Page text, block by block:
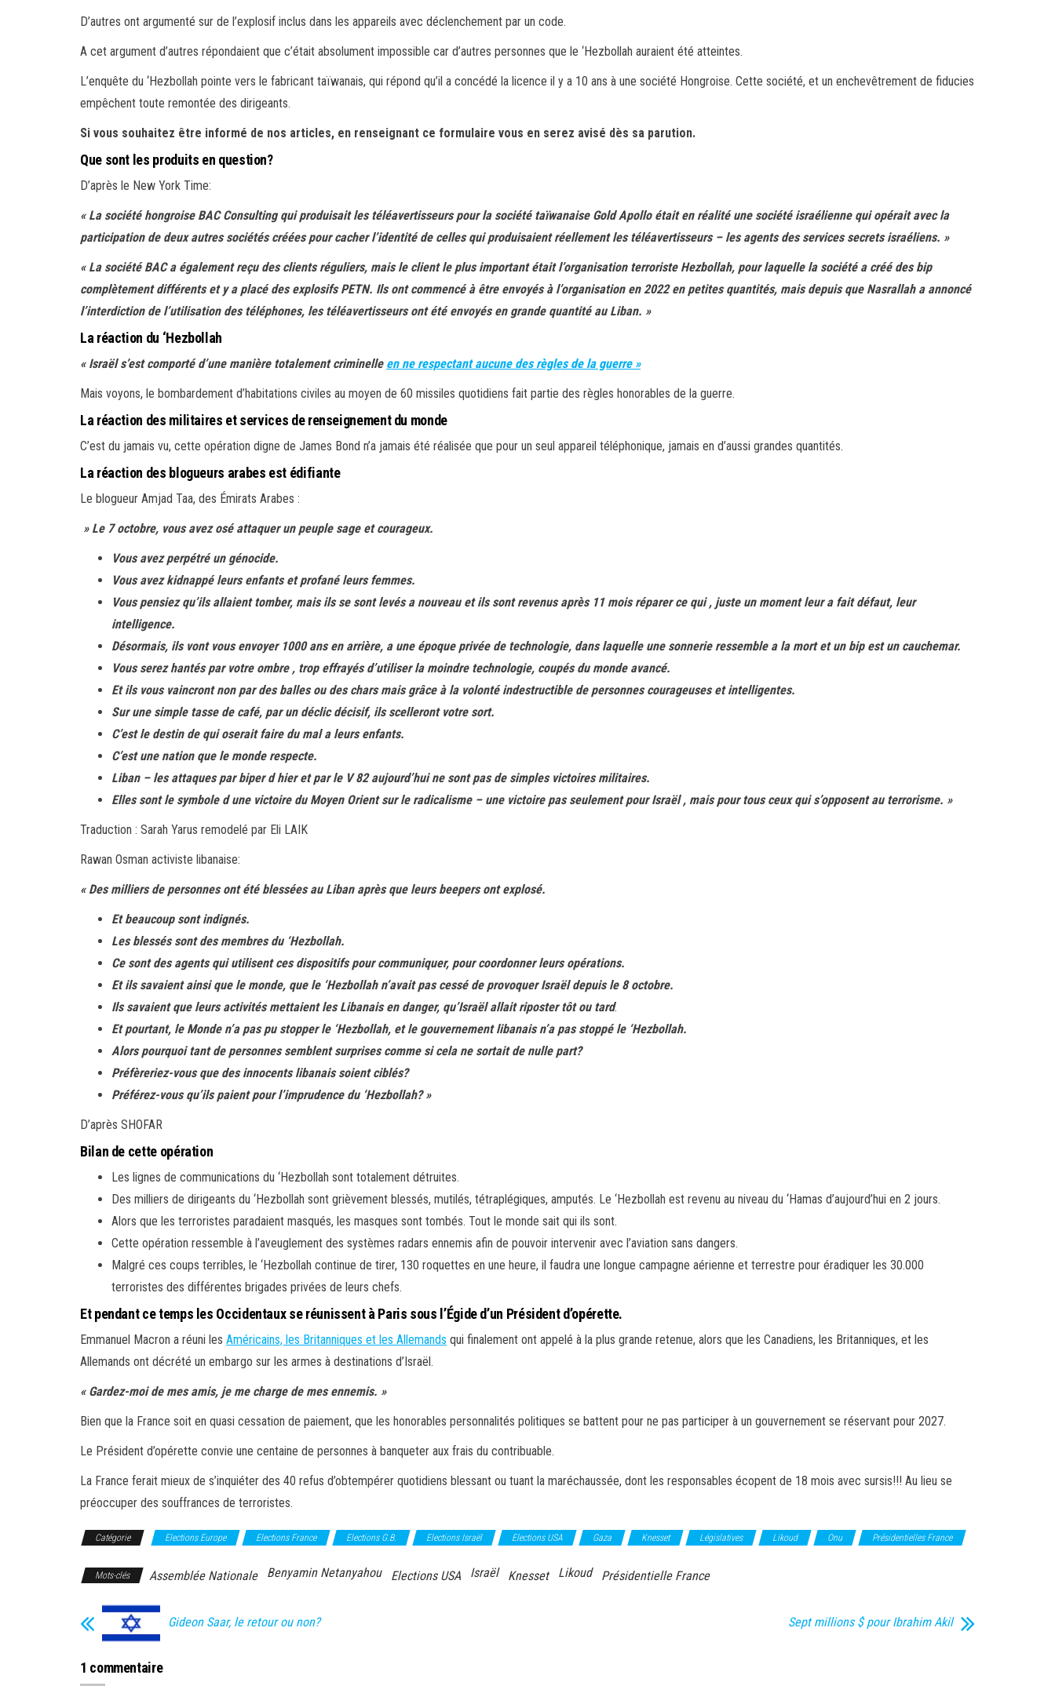
D’autres ont argumenté sur de l’explosif inclus dans les appareils avec déclenchement par un code.
A cet argument d’autres répondaient que c’était absolument impossible car d’autres personnes que le ‘Hezbollah auraient été atteintes.
L’enquête du ‘Hezbollah pointe vers le fabricant taïwanais, qui répond qu’il a concédé la licence il y a 10 ans à une société Hongroise. Cette société, et un enchevêtrement de fiducies
empêchent toute remontée des dirigeants.
Si vous souhaitez être informé de nos articles, en renseignant ce formulaire vous en serez avisé dès sa parution.
Que sont les produits en question?
D’après le New York Time:
« La société hongroise BAC Consulting qui produisait les téléavertisseurs pour la société taïwanaise Gold Apollo était en réalité une société israélienne qui opérait avec la
participation de deux autres sociétés créées pour cacher l’identité de celles qui produisaient réellement les téléavertisseurs – les agents des services secrets israéliens. »
« La société BAC a également reçu des clients réguliers, mais le client le plus important était l’organisation terroriste Hezbollah, pour laquelle la société a créé des bip
complètement différents et y a placé des explosifs PETN. Ils ont commencé à être envoyés à l’organisation en 2022 en petites quantités, mais depuis que Nasrallah a annoncé
l’interdiction de l’utilisation des téléphones, les téléavertisseurs ont été envoyés en grande quantité au Liban. »
La réaction du ‘Hezbollah
« Israël s’est comporté d’une manière totalement criminelle en ne respectant aucune des règles de la guerre »
Mais voyons, le bombardement d’habitations civiles au moyen de 60 missiles quotidiens fait partie des règles honorables de la guerre.
La réaction des militaires et services de renseignement du monde
C’est du jamais vu, cette opération digne de James Bond n’a jamais été réalisée que pour un seul appareil téléphonique, jamais en d’aussi grandes quantités.
La réaction des blogueurs arabes est édifiante
Le blogueur Amjad Taa, des Émirats Arabes :
» Le 7 octobre, vous avez osé attaquer un peuple sage et courageux.
Vous avez perpétré un génocide.
Vous avez kidnappé leurs enfants et profané leurs femmes.
Vous pensiez qu’ils allaient tomber, mais ils se sont levés a nouveau et ils sont revenus après 11 mois réparer ce qui , juste un moment leur a fait défaut, leur
intelligence.
Désormais, ils vont vous envoyer 1000 ans en arrière, a une époque privée de technologie, dans laquelle une sonnerie ressemble a la mort et un bip est un cauchemar.
Vous serez hantés par votre ombre , trop effrayés d’utiliser la moindre technologie, coupés du monde avancé.
Et ils vous vaincront non par des balles ou des chars mais grâce à la volonté indestructible de personnes courageuses et intelligentes.
Sur une simple tasse de café, par un déclic décisif, ils scelleront votre sort.
C’est le destin de qui oserait faire du mal a leurs enfants.
C’est une nation que le monde respecte.
Liban – les attaques par biper d hier et par le V 82 aujourd’hui ne sont pas de simples victoires militaires.
Elles sont le symbole d une victoire du Moyen Orient sur le radicalisme – une victoire pas seulement pour Israël , mais pour tous ceux qui s’opposent au terrorisme. »
Traduction : Sarah Yarus remodelé par Eli LAIK
Rawan Osman activiste libanaise:
« Des milliers de personnes ont été blessées au Liban après que leurs beepers ont explosé.
Et beaucoup sont indignés.
Les blessés sont des membres du ‘Hezbollah.
Ce sont des agents qui utilisent ces dispositifs pour communiquer, pour coordonner leurs opérations.
Et ils savaient ainsi que le monde, que le ‘Hezbollah n’avait pas cessé de provoquer Israël depuis le 8 octobre.
Ils savaient que leurs activités mettaient les Libanais en danger, qu’Israël allait riposter tôt ou tard.
Et pourtant, le Monde n’a pas pu stopper le ‘Hezbollah, et le gouvernement libanais n’a pas stoppé le ‘Hezbollah.
Alors pourquoi tant de personnes semblent surprises comme si cela ne sortait de nulle part?
Préfèreriez-vous que des innocents libanais soient ciblés?
Préférez-vous qu’ils paient pour l’imprudence du ‘Hezbollah? »
D’après SHOFAR
Bilan de cette opération
Les lignes de communications du ‘Hezbollah sont totalement détruites.
Des milliers de dirigeants du ‘Hezbollah sont grièvement blessés, mutilés, tétraplégiques, amputés. Le ‘Hezbollah est revenu au niveau du ‘Hamas d’aujourd’hui en 2 jours.
Alors que les terroristes paradaient masqués, les masques sont tombés. Tout le monde sait qui ils sont.
Cette opération ressemble à l’aveuglement des systèmes radars ennemis afin de pouvoir intervenir avec l’aviation sans dangers.
Malgré ces coups terribles, le ‘Hezbollah continue de tirer, 130 roquettes en une heure, il faudra une longue campagne aérienne et terrestre pour éradiquer les 30.000
terroristes des différentes brigades privées de leurs chefs.
Et pendant ce temps les Occidentaux se réunissent à Paris sous l’Égide d’un Président d’opérette.
Emmanuel Macron a réuni les Américains, les Britanniques et les Allemands qui finalement ont appelé à la plus grande retenue, alors que les Canadiens, les Britanniques, et les
Allemands ont décrété un embargo sur les armes à destinations d’Israël.
« Gardez-moi de mes amis, je me charge de mes ennemis. »
Bien que la France soit en quasi cessation de paiement, que les honorables personnalités politiques se battent pour ne pas participer à un gouvernement se réservant pour 2027.
Le Président d’opérette convie une centaine de personnes à banqueter aux frais du contribuable.
La France ferait mieux de s’inquiéter des 40 refus d’obtempérer quotidiens blessant ou tuant la maréchaussée, dont les responsables écopent de 18 mois avec sursis!!! Au lieu se
préoccuper des souffrances de terroristes.
Catégorie Elections Europe Elections France Elections G.B. Elections Israël Elections USA Gaza Knesset Législatives Likoud Onu Présidentielles France
Mots-clés Assemblée Nationale Benyamin Netanyahou Elections USA Israël Knesset Likoud Présidentielle France
Gideon Saar, le retour ou non? Sept millions $ pour Ibrahim Akil
1 commentaire